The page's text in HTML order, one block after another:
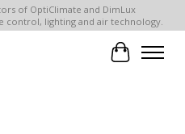
of OptiClimate and DimLux
control, lighting and air technology.
Ihr